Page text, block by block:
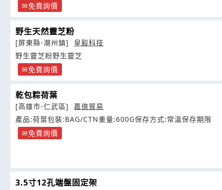
免費詢價
野生天然靈芝粉
[屏東縣-潮州鎮]
皇毅科技
野生靈芝粉野生靈芝
免費詢價
乾包粽荷葉
[高雄市-仁武區]
嘉億貿易
產品:荷葉包裝:BAG/CTN重量:600G保存方式:常溫保存期限
免費詢價
3.5寸12孔端盤固定架